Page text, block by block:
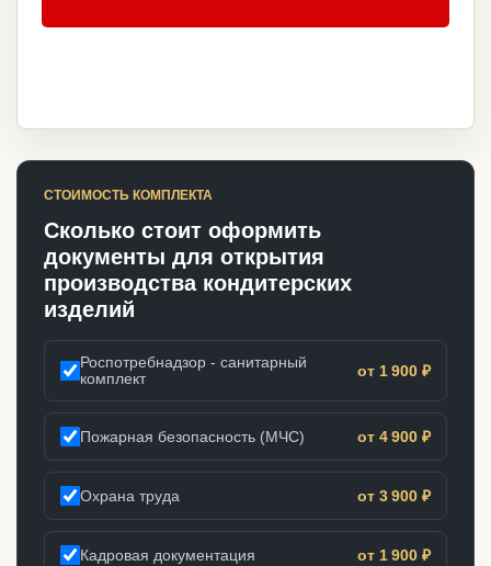
СТОИМОСТЬ КОМПЛЕКТА
Сколько стоит оформить
документы для открытия
производства кондитерских
изделий
Роспотребнадзор - санитарный
комплект
от 1 900 ₽
Пожарная безопасность (МЧС) от 4 900 ₽
Охрана труда от 3 900 ₽
Кадровая документация от 1 900 ₽